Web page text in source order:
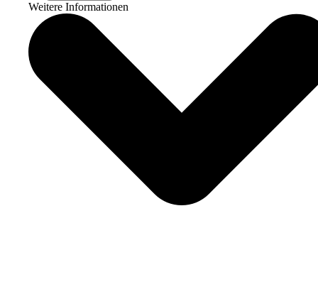
Weitere Informationen